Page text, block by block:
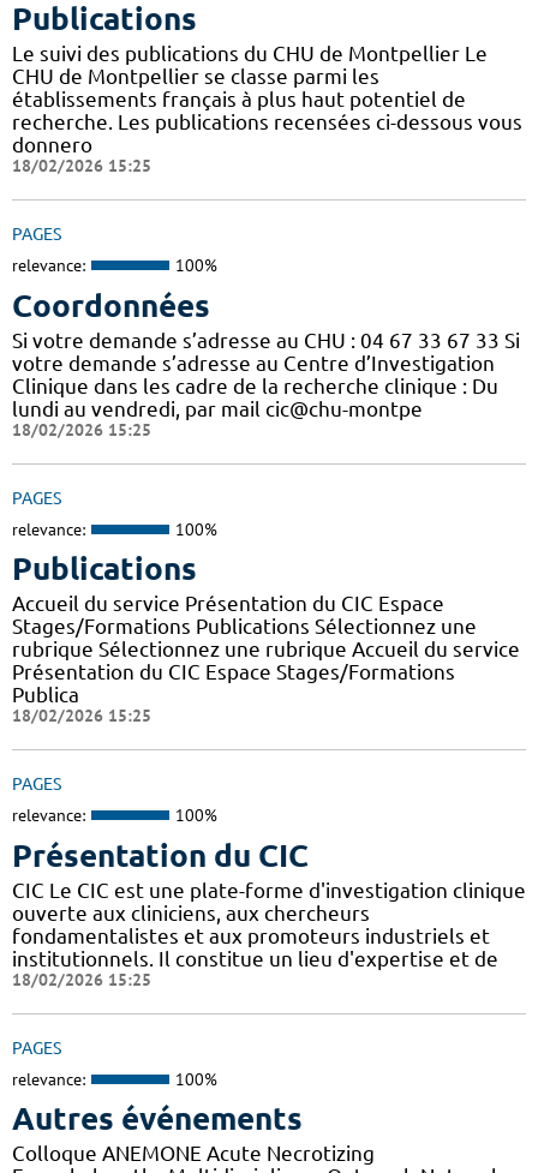
Publications
Le suivi des publications du CHU de Montpellier Le
CHU de Montpellier se classe parmi les
établissements français à plus haut potentiel de
recherche. Les publications recensées ci-dessous vous
donnero
18/02/2026 15:25
PAGES
relevance: 100%
Coordonnées
Si votre demande s’adresse au CHU : 04 67 33 67 33 Si
votre demande s’adresse au Centre d’Investigation
Clinique dans les cadre de la recherche clinique : Du
lundi au vendredi, par mail cic@chu-montpe
18/02/2026 15:25
PAGES
relevance: 100%
Publications
Accueil du service Présentation du CIC Espace
Stages/Formations Publications Sélectionnez une
rubrique Sélectionnez une rubrique Accueil du service
Présentation du CIC Espace Stages/Formations
Publica
18/02/2026 15:25
PAGES
relevance: 100%
Présentation du CIC
CIC Le CIC est une plate-forme d'investigation clinique
ouverte aux cliniciens, aux chercheurs
fondamentalistes et aux promoteurs industriels et
institutionnels. Il constitue un lieu d'expertise et de
18/02/2026 15:25
PAGES
relevance: 100%
Autres événements
Colloque ANEMONE Acute Necrotizing